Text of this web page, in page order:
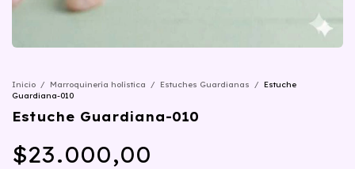
Inicio / Marroquinería holística / Estuches Guardianas / Estuche
Guardiana-010
Estuche Guardiana-010
$23.000,00